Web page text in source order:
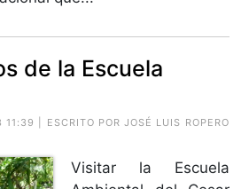
de la Escuela
| ESCRITO POR JOSÉ LUIS ROPERO
Visitar la Escuela